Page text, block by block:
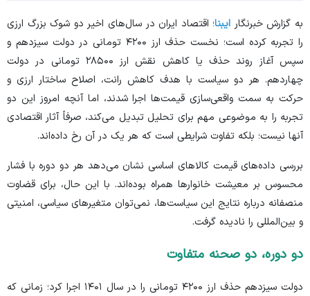
به گزارش خبرنگار ایبنا؛ اقتصاد ایران در سال‌های اخیر دو شوک بزرگ ارزی
را تجربه کرده است؛ نخست حذف ارز ۴۲۰۰ تومانی در دولت سیزدهم و
سپس آغاز روند حذف یا کاهش نقش ارز ۲۸۵۰۰ تومانی در دولت
چهاردهم. هر دو سیاست با هدف کاهش رانت، اصلاح ساختار ارزی و
حرکت به سمت واقعی‌سازی قیمت‌ها اجرا شدند، اما آنچه امروز این دو
تجربه را به موضوعی مهم برای تحلیل تبدیل می‌کند، صرفاً آثار اقتصادی
آنها نیست؛ بلکه تفاوت شرایطی است که هر یک در آن رخ داده‌اند.
بررسی داده‌های قیمت کالا‌های اساسی نشان می‌دهد هر دو دوره با فشار
محسوس بر معیشت خانوار‌ها همراه بوده‌اند. با این حال، برای قضاوت
منصفانه درباره نتایج این سیاست‌ها، نمی‌توان متغیر‌های سیاسی، امنیتی
و بین‌المللی را نادیده گرفت.
دو دوره، دو صحنه متفاوت
دولت سیزدهم حذف ارز ۴۲۰۰ تومانی را در سال ۱۴۰۱ اجرا کرد؛ زمانی که